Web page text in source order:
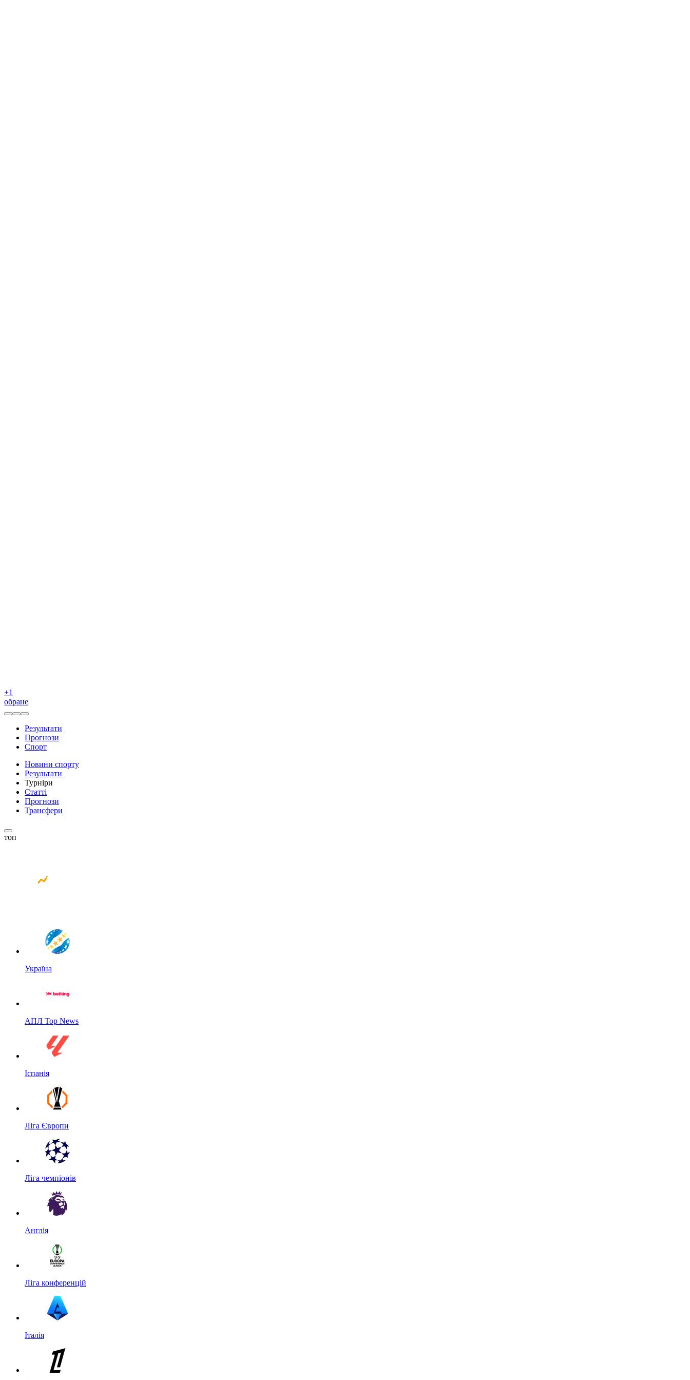
+1
обране
Результати
Прогнози
Спорт
Новини спорту
Результати
Турніри
Статті
Прогнози
Трансфери
топ
Україна
АПЛ Top News
Іспанія
Ліга Європи
Ліга чемпіонів
Англія
Ліга конференцій
Італія